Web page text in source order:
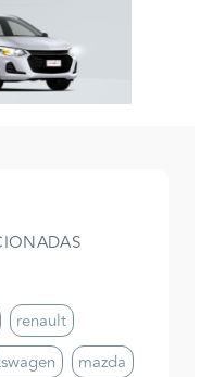
renault
mazda